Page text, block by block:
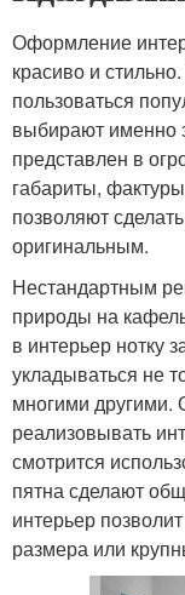
Оформление
красиво и
пользоваться
выбирают именно
представлен в
габариты,
позволяют
оригинальным.
Нестандартным
природы на
в интерьер нотку
укладываться не
многими другими.
реализовывать
смотрится
пятна сделают
интерьер
размера или